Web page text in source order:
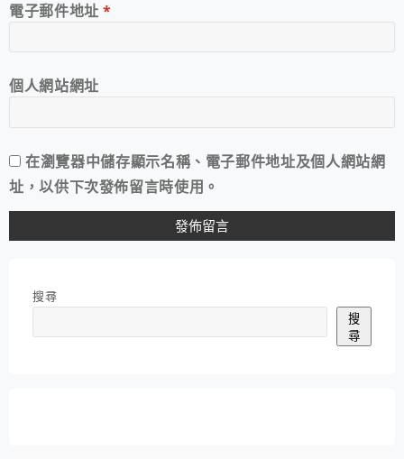
電子郵件地址*
個人網站網址
在瀏覽器中儲存顯示名稱、電子郵件地址及個人網站網
址，以供下次發佈留言時使用。
搜尋
搜
尋